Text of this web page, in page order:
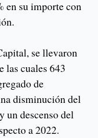
en su importe con
se llevaron
las cuales 643
de
disminución del
un descenso del
a 2022.